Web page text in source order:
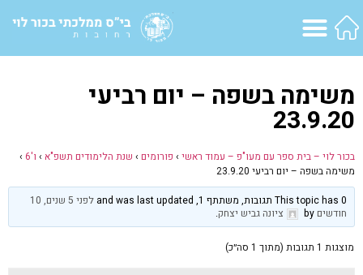
משימה בשפה – יום רביעי
23.9.20
בכור לוי – בית ספר עם מעו"פ – עמוד ראשי › פורומים › שנת הלימודים תשפ"א › ו'6
›
משימה בשפה – יום רביעי 23.9.20
This topic has 0 תגובות, משתתף 1, and was last updated
לפני 5 שנים, 10
חודשים by ציונה גביש יצחק.
מוצגות 1 תגובות (מתוך 1 סה״כ)